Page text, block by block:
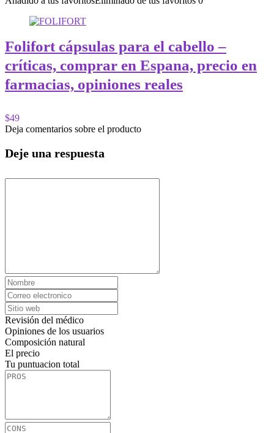
Folifort cápsulas para el cabello –
críticas, comprar en Espana, precio en
farmacias, opiniones reales
$49
Deja comentarios sobre el producto
Deje una respuesta
Revisión del médico
Opiniones de los usuarios
Composición natural
El precio
Tu puntuacion total